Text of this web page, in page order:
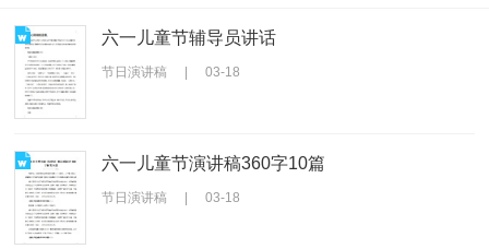
六一儿童节辅导员讲话
节日演讲稿 | 03-18
六一儿童节演讲稿360字10篇
节日演讲稿 | 03-18